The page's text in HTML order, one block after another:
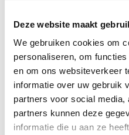
Deze website maakt
We gebruiken cookies om
personaliseren, om
en om ons websiteverkeer
informatie over uw gebruik
partners voor social
partners kunnen deze
informatie die u aan ze
Wat zijn
Zitten